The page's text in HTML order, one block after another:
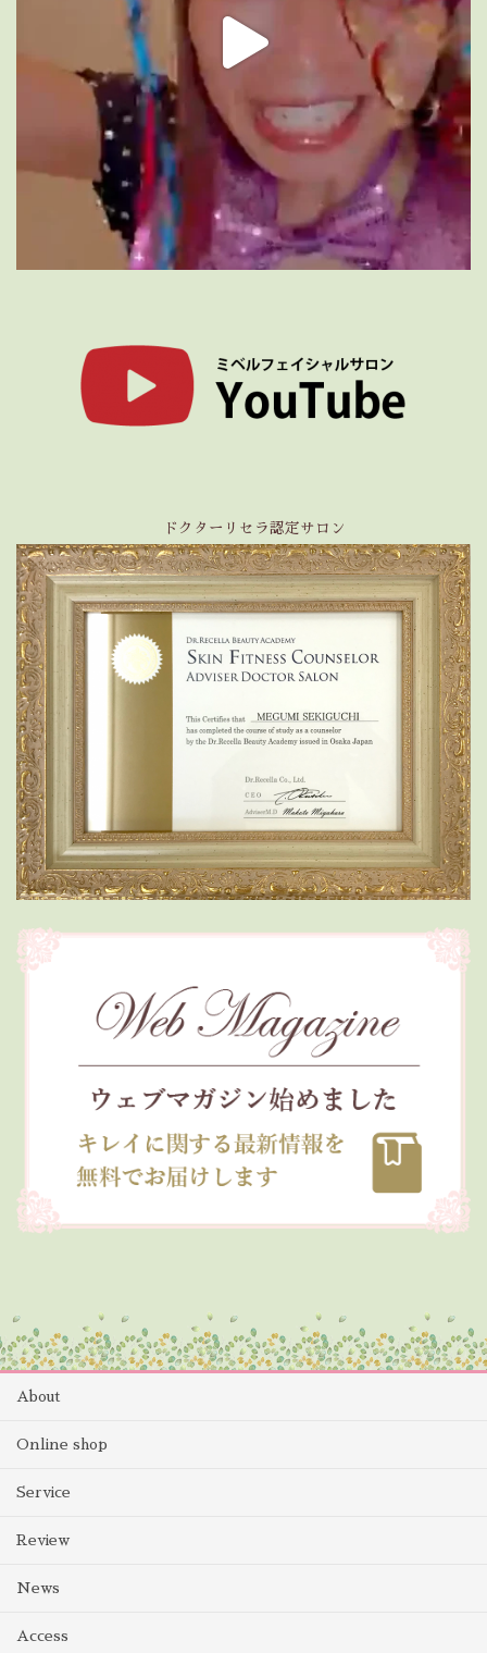
ドクターリセラ認定サロン
About
Online shop
Service
Review
News
Access